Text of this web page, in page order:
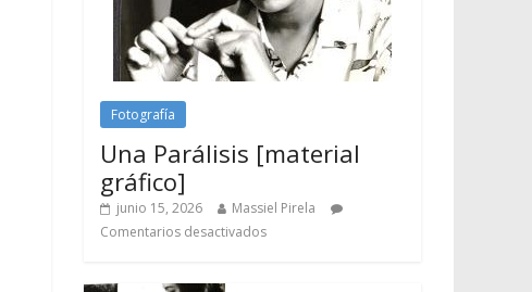
Fotografía
Una Parálisis [material
gráfico]
junio 15, 2026
Massiel Pirela
Comentarios desactivados